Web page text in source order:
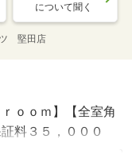
について聞く
ツ 堅田店
ｏｏｍ】【全室角
料３５，０００
円／月・ペット条